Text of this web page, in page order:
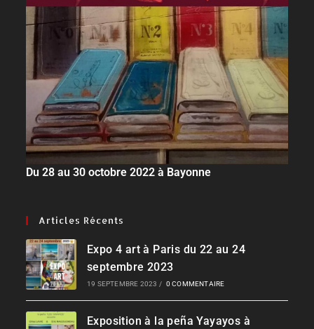
Du 28 au 30 octobre 2022 à Bayonne
Articles Récents
Expo 4 art à Paris du 22 au 24
septembre 2023
19 SEPTEMBRE 2023 / 0 COMMENTAIRE
Exposition à la peña Yayayos à